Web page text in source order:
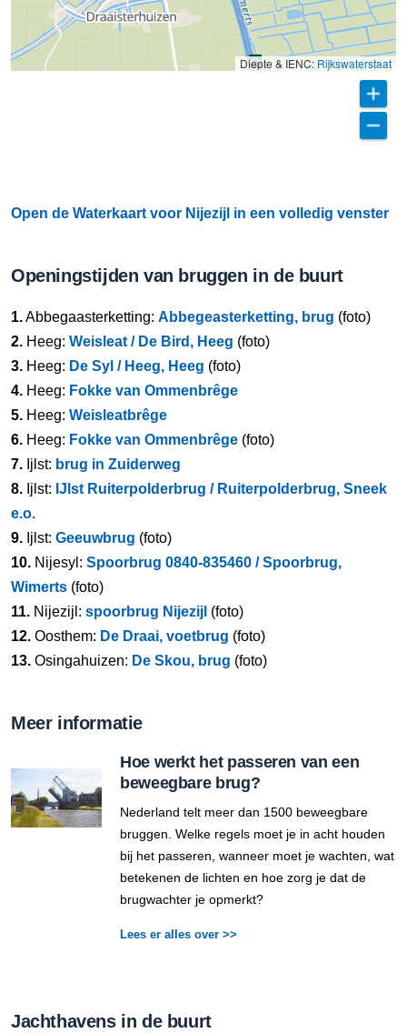
Diepte & IENC: Rijkswaterstaat
Open de Waterkaart voor Nijezijl in een volledig venster
Openingstijden van bruggen in de buurt
1.Abbegaasterketting: Abbegeasterketting, brug (foto)
2. Heeg: Weisleat / De Bird, Heeg (foto)
3. Heeg: De Syl / Heeg, Heeg (foto)
4. Heeg: Fokke van Ommenbrêge
5. Heeg: Weisleatbrêge
6. Heeg: Fokke van Ommenbrêge (foto)
7. Ijlst: brug in Zuiderweg
8. Ijlst: IJlst Ruiterpolderbrug / Ruiterpolderbrug, Sneek
e.o.
9. Ijlst: Geeuwbrug (foto)
10. Nijesyl: Spoorbrug 0840-835460 / Spoorbrug,
Wimerts (foto)
11. Nijezijl: spoorbrug Nijezijl (foto)
12. Oosthem: De Draai, voetbrug (foto)
13. Osingahuizen: De Skou, brug (foto)
Meer informatie
Hoe werkt het passeren van een
beweegbare brug?
Nederland telt meer dan 1500 beweegbare
bruggen. Welke regels moet je in acht houden
bij het passeren, wanneer moet je wachten, wat
betekenen de lichten en hoe zorg je dat de
brugwachter je opmerkt?
Lees er alles over >>
Jachthavens in de buurt